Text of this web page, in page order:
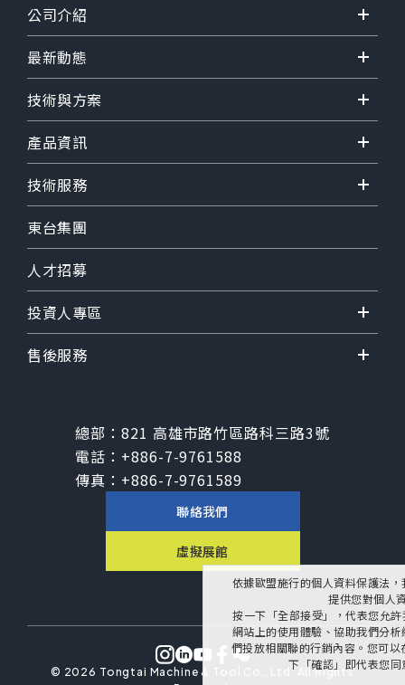
公司介紹
最新動態
技術與方案
產品資訊
技術服務
東台集團
人才招募
投資人專區
售後服務
總部： 821 高雄市路竹區路科三路3號
電話： +886-7-9761588
傳真： +886-7-9761589
聯絡我們
虛擬展館
© 2026 Tongtai Machine & Tool Co., Ltd.
All Rights
依據歐盟施行的個人資料保護法
提供您對個人
按一下「全部接受」，代表您允
網站上的使用體驗、協助我們分
們投放相關聯的行銷內容。您可
下「確認」即代表您